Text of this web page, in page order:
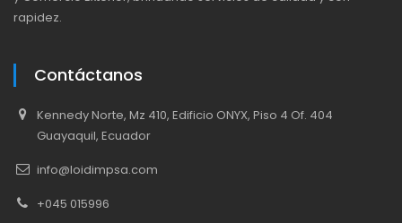
rapidez.
Contáctanos
Kennedy Norte, Mz 410, Edificio ONYX, Piso 4 Of. 404
Guayaquil, Ecuador
info@loidimpsa.com
+045 015996